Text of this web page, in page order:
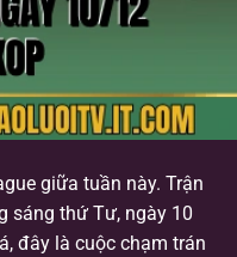
giữa tuần này. Trận
sáng thứ Tư, ngày 10
đây là cuộc chạm trán